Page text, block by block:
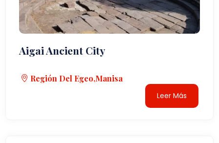
Aigai Ancient City
Región Del Egeo,Manisa
Leer Más